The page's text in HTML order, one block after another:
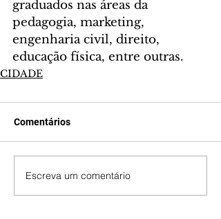
graduados nas áreas da
pedagogia, marketing,
engenharia civil, direito,
educação física, entre outras.
CIDADE
Comentários
Escreva um comentário